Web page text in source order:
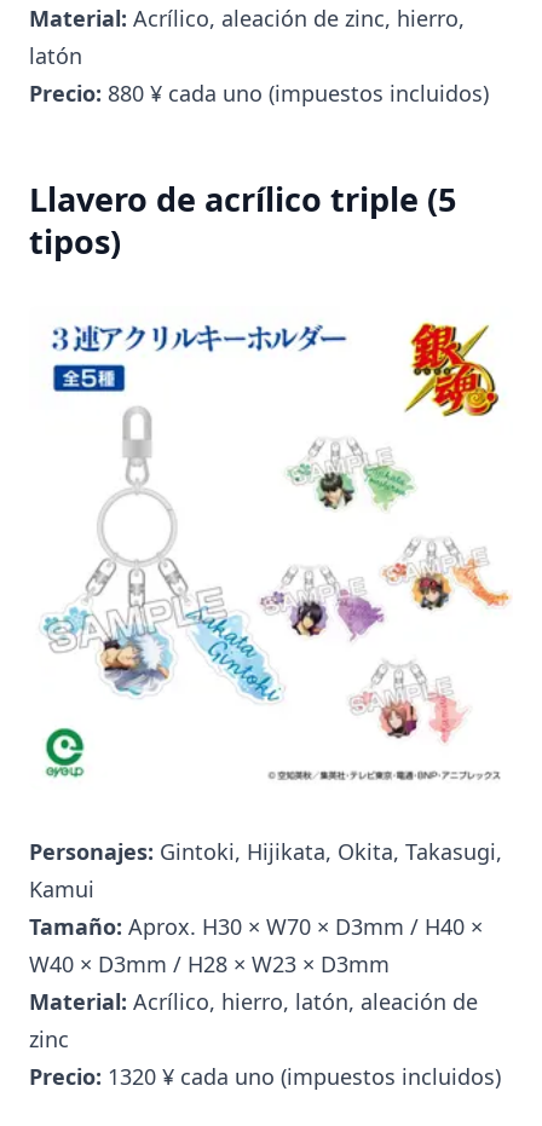
Material: Acrílico, aleación de zinc, hierro,
latón
Precio: 880 ¥ cada uno (impuestos incluidos)
Llavero de acrílico triple (5
tipos)
Personajes: Gintoki, Hijikata, Okita, Takasugi,
Kamui
Tamaño: Aprox. H30 × W70 × D3mm / H40 ×
W40 × D3mm / H28 × W23 × D3mm
Material: Acrílico, hierro, latón, aleación de
zinc
Precio: 1320 ¥ cada uno (impuestos incluidos)